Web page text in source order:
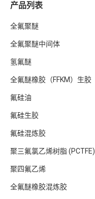
产品列表
全氟聚醚
全氟聚醚中间体
氢氟醚
全氟醚橡胶（FFKM）生胶
氟硅油
氟硅生胶
氟硅混炼胶
聚三氟氯乙烯树脂 (PCTFE)
聚四氟乙烯
全氟醚橡胶混炼胶